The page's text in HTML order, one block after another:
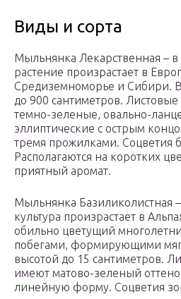
Виды и сорта
Мыльнянка Лекарственная –
растение произрастает в
Средиземноморье и Сибири. В
до 900 сантиметров.
темно-зеленые, овально-
эллиптические с острым
тремя прожилками. Соцветия
Располагаются на коротких
приятный аромат.
Мыльнянка Базиликолистная
культура произрастает в
обильно цветущий
побегами, формирующими
высотой до 15 сантиметров.
имеют матово-зеленый
линейную форму. Соцветия